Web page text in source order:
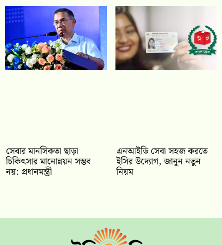
সেবার মানসিকতা ছাড়া
চিকিৎসার মানোন্নয়ন সম্ভব
নয়: প্রধানমন্ত্রী
এনআইডি সেবা সহজ করতে
ইসির উদ্যোগ, জানুন নতুন
নিয়ম